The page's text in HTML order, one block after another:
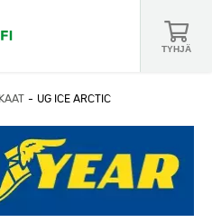
TYHJÄ
UG ICE ARCTIC